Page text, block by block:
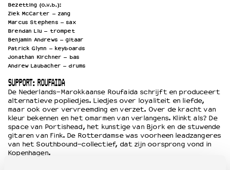
Ruimte voor artistieke vrijheid – VNPF
Bezetting (o.v.b.):
Ziek McCarter – zang
Marcus Stephens – sax
Brendan Liu – trompet
Benjamin Andrews – gitaar
Patrick Glynn – keyboards
Jonathan Kirchner – bas
Andrew Laubacher – drums
SUPPORT: ROUFAIDA
De Nederlands-Marokkaanse Roufaida schrijft en produceert
alternatieve popliedjes. Liedjes over loyaliteit en liefde,
maar ook over vervreemding en verzet. Over de kracht van
kleur bekennen en het omarmen van verlangens. Klinkt als? De
space van Portishead, het kunstige van Bjork en de stuwende
gitaren van Fink. De Rotterdamse was voorheen leadzangeres
van het Southbound-collectief, dat zijn oorsprong vond in
Kopenhagen.